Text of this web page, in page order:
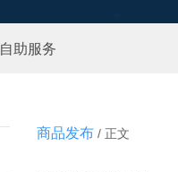
自助服务
商品发布 / 正文